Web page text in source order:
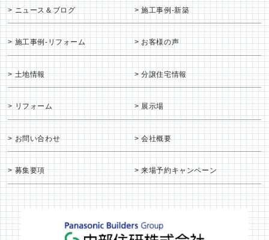
ニュース＆ブログ 施工事例-新築
施工事例-リフォーム お客様の声
土地情報 分譲住宅情報
リフォーム 展示場
お問い合わせ 会社概要
募集要項 来場予約キャンペーン